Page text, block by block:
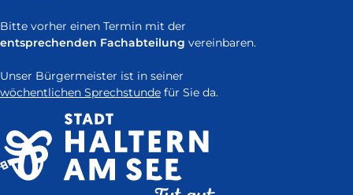
Bitte vorher einen Termin mit der
entsprechenden Fachabteilung vereinbaren.
Unser Bürgermeister ist in seiner
wöchentlichen Sprechstunde für Sie da.